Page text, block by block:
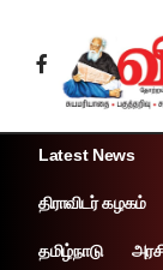
Latest News
திராவிடர் கழகம்
தமிழ்நாடு